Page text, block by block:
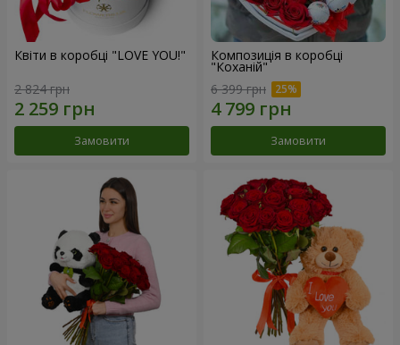
Квіти в коробці "LOVE YOU!"
2 824 грн
Замовити
Композиція в коробці
"Коханій"
6 399 грн
Замовити